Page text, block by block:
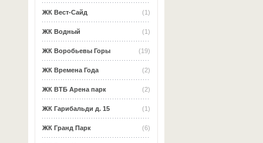
(1)
ЖК Вест-Сайд
(1)
ЖК Водный
(19)
ЖК Воробьевы Горы
(2)
ЖК Времена Года
(2)
ЖК ВТБ Арена парк
(1)
ЖК Гарибальди д. 15
(6)
ЖК Гранд Парк